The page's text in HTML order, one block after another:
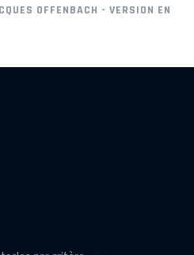
OFFENBACH - VERSION EN